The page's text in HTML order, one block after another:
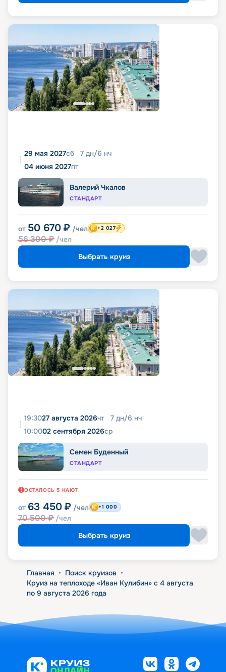
29 мая 2027сб 7 дн/6 нч
04 июня 2027пт
Валерий Чкалов
СТАНДАРТ
от 50 670 ₽ /чел
56 300₽ /чел
+2 027
Выбрать круиз
19:3027 августа 2026чт 7 дн/6 нч
10:0002 сентября 2026ср
Семен Буденный
СТАНДАРТ
ОСТАЛОСЬ 5 КАЮТ
от 63 450 ₽ /чел
70 500₽ /чел
+1 000
Выбрать круиз
Главная • Поиск круизов •
Круиз на теплоходе «Иван Кулибин» с 4 августа
по 9 августа 2026 года